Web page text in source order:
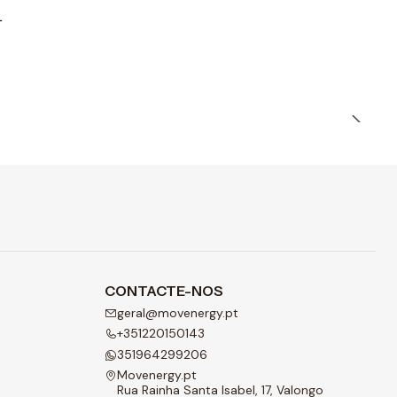
CONTACTE-NOS
geral@movenergy.pt
+351220150143
351964299206
Movenergy.pt
Rua Rainha Santa Isabel, 17, Valongo